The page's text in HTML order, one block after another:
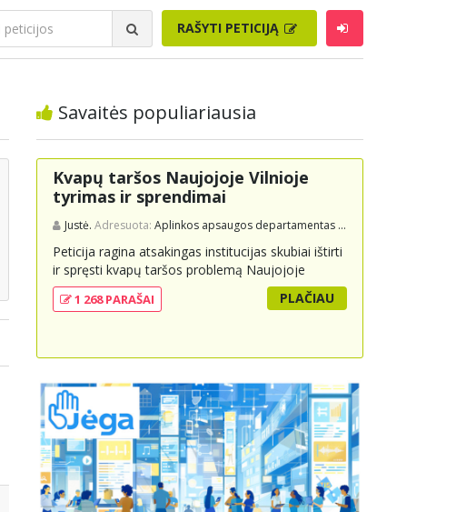
RAŠYTI PETICIJĄ
Savaitės populiariausia
Kvapų taršos Naujojoje Vilnioje
tyrimas ir sprendimai
Justė. Adresuota: Aplinkos apsaugos departamentas prie Aplinkos ministerijos
Peticija ragina atsakingas institucijas skubiai ištirti
ir spręsti kvapų taršos problemą Naujojoje
Vilnioje, kuri kyla dėl buitinių atliekų sąvartyno
Pramonės g. 141. Gyventojai skundžiasi nuolatiniu
išsamius tyrimus, įdiegti nuolatinius kontrolės
mechanizmus ir imtis veiksmingų priemonių
problemai spręsti, taip pat užtikrinti visuomenės
informavimą apie priimtus sprendimus ir
planuojamus veiksmus.
1 268 PARAŠAI PLAČIAU